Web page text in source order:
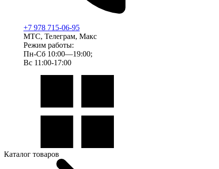
+7 978 715-06-95
МТС, Телеграм, Макс
Режим работы:
Пн-Сб 10:00—19:00;
Вс 11:00-17:00
Каталог товаров